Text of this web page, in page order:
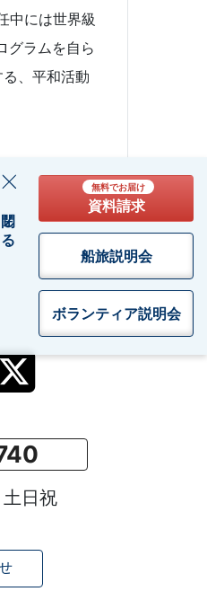
閉じる
無料でお届け
資料請求
船旅説明会
ボランティア説明会
中には世界級
グラムを自ら
、平和活動
日祝